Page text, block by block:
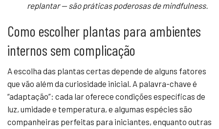
replantar — são práticas poderosas de mindfulness.
Como escolher plantas para ambientes
internos sem complicação
A escolha das plantas certas depende de alguns fatores
que vão além da curiosidade inicial. A palavra-chave é
“adaptação”: cada lar oferece condições específicas de
luz, umidade e temperatura, e algumas espécies são
companheiras perfeitas para iniciantes, enquanto outras